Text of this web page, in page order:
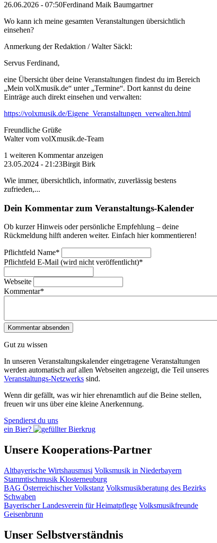
26.06.2026 - 07:50Ferdinand Maik Baumgartner
Wo kann ich meine gesamten Veranstaltungen übersichtlich
einsehen?
Anmerkung der Redaktion /Walter Säckl:
Servus Ferdinand,
eine Übersicht über deine Veranstaltungen findest du im Bereich
„Mein volXmusik.de“ unter „Termine“. Dort kannst du deine
Einträge auch direkt einsehen und verwalten:
https://volxmusik.de/Eigene_Veranstaltungen_verwalten.html
Freundliche Grüße
Walter vom volXmusik.de-Team
1 weiteren Kommentar anzeigen
23.05.2024 - 21:23Birgit Birk
Wie immer, übersichtlich, informativ, zuverlässig bestens
zufrieden,...
Dein Kommentar zum Veranstaltungs-Kalender
Ob kurzer Hinweis oder persönliche Empfehlung – deine
Rückmeldung hilft anderen weiter. Einfach hier kommentieren!
Pflichtfeld Name*
Pflichtfeld E-Mail (wird nicht veröffentlicht)*
Webseite
Kommentar*
Gut zu wissen
In unseren Veranstaltungskalender eingetragene Veranstaltungen
werden automatisch auf allen Webseiten angezeigt, die Teil unseres
Veranstaltungs-Netzwerks sind.
Wenn dir gefällt, was wir hier ehrenamtlich auf die Beine stellen,
freuen wir uns über eine kleine Anerkennung.
Spendierst du uns
ein Bier?
Unsere Kooperations-Partner
Altbayerische Wirtshausmusi Volksmusik in Niederbayern
Stammtischmusik Klosterneuburg
BAG Österreichischer Volkstanz Volksmusikberatung des Bezirks
Schwaben
Bayerischer Landesverein für Heimatpflege Volksmusikfreunde
Geisenbrunn
Unser Selbstverständnis